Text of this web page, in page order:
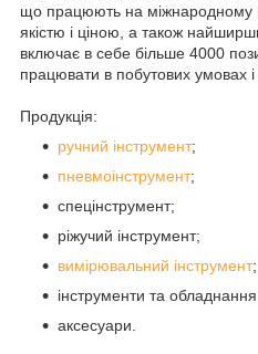
що працюють на міжнародному
якістю і ціною, а також
включає в себе більше 4000
працювати в побутових умовах і
Продукція:
ручний інструмент;
пневмоінструмент;
спецінструмент;
ріжучий інструмент;
вимірювальний інструмент;
інструменти та
аксесуари.